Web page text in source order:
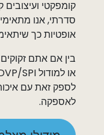
סדרתי, אנו
אופטיות כך
בין אם אתם
לספק זאת עם
לאספקה. ​